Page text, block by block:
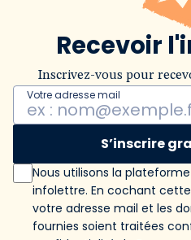
Recevoir
Inscrivez-vous pour
Votre adresse mail
S’inscrire
Nous utilisons la
infolettre. En cochant
votre adresse mail et les
fournies soient traitées